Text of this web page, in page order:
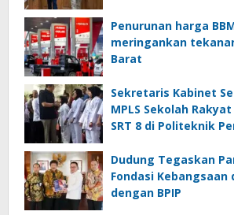
Penurunan harga
meringankan
Barat
Sekretaris Kabinet
MPLS Sekolah
SRT 8 di Politeknik
Dudung Tegaskan
Fondasi Kebangsaan
dengan BPIP